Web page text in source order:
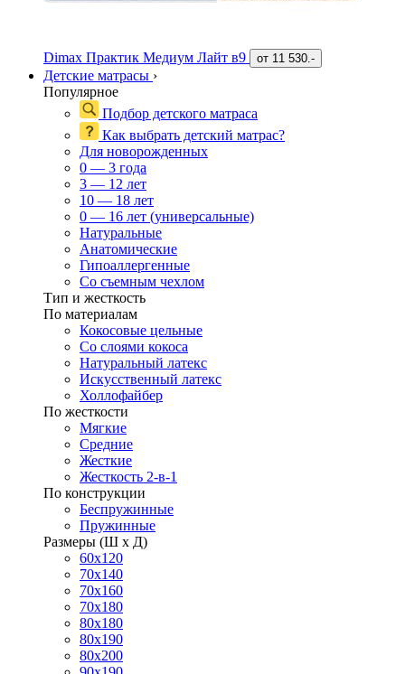
Dimax Практик Медиум Лайт в9 от 11 530.-
Детские матрасы ›
Популярное
Подбор детского матраса
Как выбрать детский матрас?
Для новорожденных
0 — 3 года
3 — 12 лет
10 — 18 лет
0 — 16 лет (универсальные)
Натуральные
Анатомические
Гипоаллергенные
Со съемным чехлом
Тип и жесткость
По материалам
Кокосовые цельные
Со слоями кокоса
Натуральный латекс
Искусственный латекс
Холлофайбер
По жесткости
Мягкие
Средние
Жесткие
Жесткость 2-в-1
По конструкции
Беспружинные
Пружинные
Размеры (Ш х Д)
60х120
70х140
70х160
70х180
80х180
80х190
80х200